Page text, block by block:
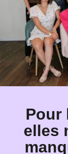
Pour
elles